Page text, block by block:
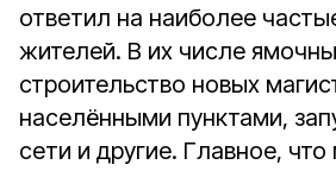
ответил на наиболее
жителей. В их числе
строительство новых
населёнными пунктами,
сети и другие. Главное,